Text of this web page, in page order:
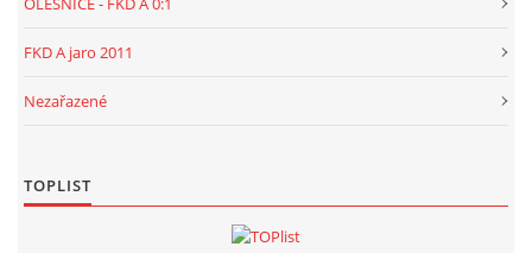
FKD A jaro 2011
Nezařazené
TOPLIST